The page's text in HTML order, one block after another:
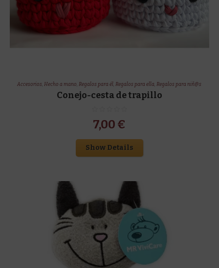
Accesorios,Hecho a mano,Regalos para él,Regalos para ella,Regalos para niñ@s
Conejo-cesta de trapillo
7,00 €
Show Details